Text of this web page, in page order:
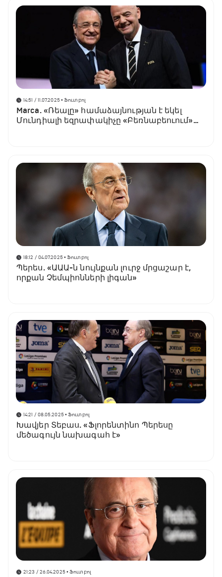
14:51 / 11.07.2025• Ֆուտբոլ
Marca. «Ռեալը» համաձայնության է եկել
Մունդիալի եզրափակիչը «Բեռնաբեուում»
18:12 / 04.07.2025• Ֆուտբոլ
Պերես. «ԱԱԱ-ն նույնքան լուրջ մրցաշար է,
որքան Չեմպիոնների լիգան»
14:21 / 08.05.2025• Ֆուտբոլ
Խավյեր Տեբաս. «Ֆլորենտինո Պերեսը
մեծագույն նախագահ է»
21:23 / 26.04.2025• Ֆուտբոլ